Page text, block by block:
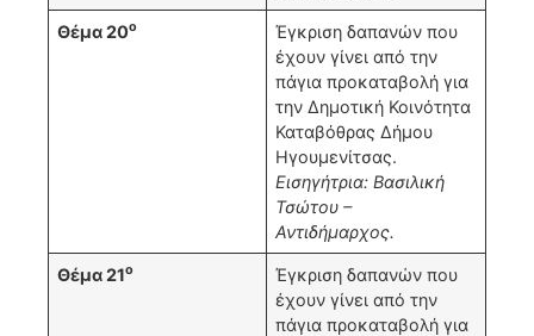
Θέμα 20ο
Έγκριση δαπανών που
έχουν γίνει από την
πάγια προκαταβολή για
την Δημοτική Κοινότητα
Καταβόθρας Δήμου
Ηγουμενίτσας.
Εισηγήτρια: Βασιλική
Τσώτου –
Αντιδήμαρχος.
Θέμα 21ο
Έγκριση δαπανών που
έχουν γίνει από την
πάγια προκαταβολή για